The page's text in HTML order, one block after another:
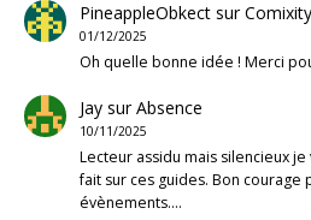
PineappleObkectsur
01/12/2025
Oh quelle bonne idée ! Merci
JaysurAbsence
10/11/2025
Lecteur assidu mais silencieux
fait sur ces guides. Bon courage
évènements.…